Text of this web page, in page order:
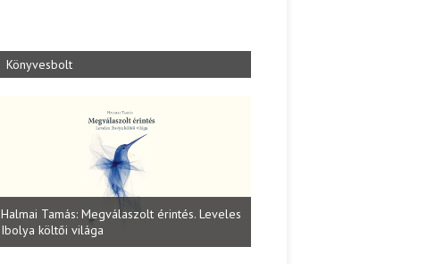
Könyvesbolt
Halmai Tamás: Megválaszolt érintés. Leveles
Ibolya költői világa